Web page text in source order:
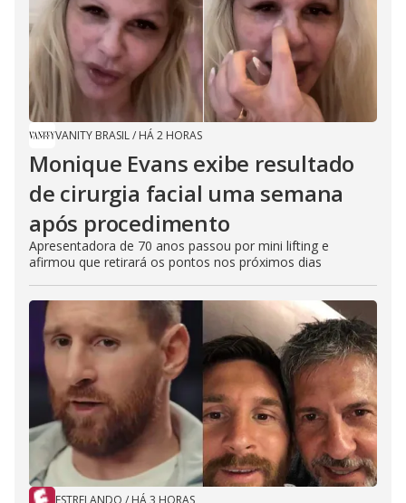
VANITY BRASIL/ HÁ 2 HORAS
Monique Evans exibe resultado
de cirurgia facial uma semana
após procedimento
Apresentadora de 70 anos passou por mini lifting e
afirmou que retirará os pontos nos próximos dias